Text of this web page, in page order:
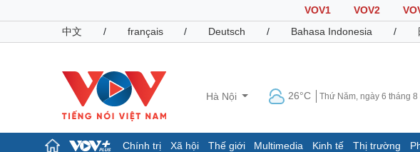
VOV1 VOV2
中文
/ français / Deutsch / Bahasa Indonesia /
Hà Nội 26°C Thứ Năm, ngày 6 tháng 8
Chính trị Xã hội Thế giới Multimedia Kinh tế Thị trường